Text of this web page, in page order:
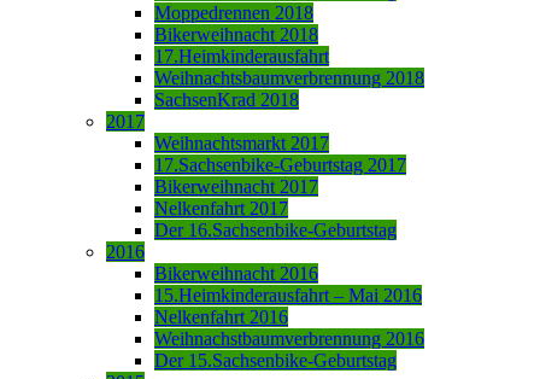
Moppedrennen 2018
Bikerweihnacht 2018
17.Heimkinderausfahrt
Weihnachtsbaumverbrennung 2018
SachsenKrad 2018
2017
Weihnachtsmarkt 2017
17.Sachsenbike-Geburtstag 2017
Bikerweihnacht 2017
Nelkenfahrt 2017
Der 16.Sachsenbike-Geburtstag
2016
Bikerweihnacht 2016
15.Heimkinderausfahrt – Mai 2016
Nelkenfahrt 2016
Weihnachstbaumverbrennung 2016
Der 15.Sachsenbike-Geburtstag